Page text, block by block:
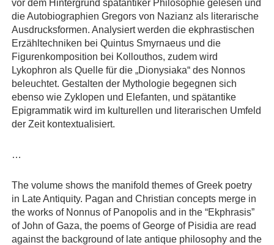
die Autobiographien Gregors von Nazianz als literarische
Ausdrucksformen. Analysiert werden die ekphrastischen
Erzähltechniken bei Quintus Smyrnaeus und die
Figurenkomposition bei Kollouthos, zudem wird
Lykophron als Quelle für die „Dionysiaka“ des Nonnos
beleuchtet. Gestalten der Mythologie begegnen sich
ebenso wie Zyklopen und Elefanten, und spätantike
Epigrammatik wird im kulturellen und literarischen Umfeld
der Zeit kontextualisiert.
The volume shows the manifold themes of Greek poetry
in Late Antiquity. Pagan and Christian concepts merge in
the works of Nonnus of Panopolis and in the “Ekphrasis”
of John of Gaza, the poems of George of Pisidia are read
against the background of late antique philosophy and the